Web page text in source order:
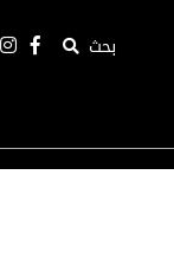
بحث